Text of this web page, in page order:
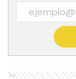
Ads